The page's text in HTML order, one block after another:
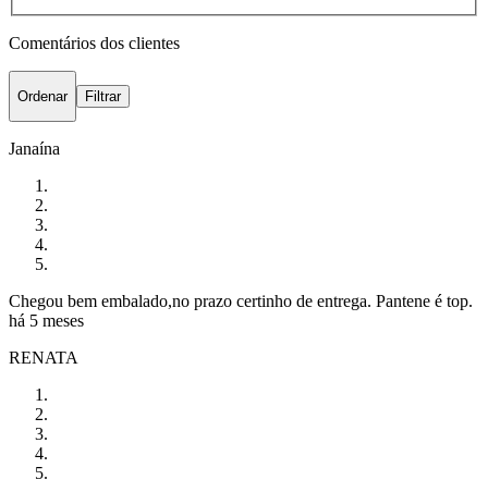
Comentários dos clientes
Ordenar Filtrar
Janaína
Chegou bem embalado,no prazo certinho de entrega. Pantene é top.
há 5 meses
RENATA